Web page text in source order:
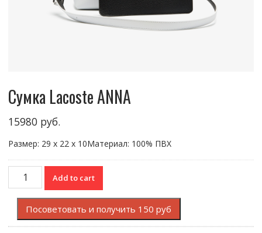
Сумка Lacoste ANNA
15980руб.
Размер: 29 x 22 x 10Материал: 100% ПВХ
Сумка
Lacoste
ANNA
quantity
Add to cart
Посоветовать и получить 150 руб